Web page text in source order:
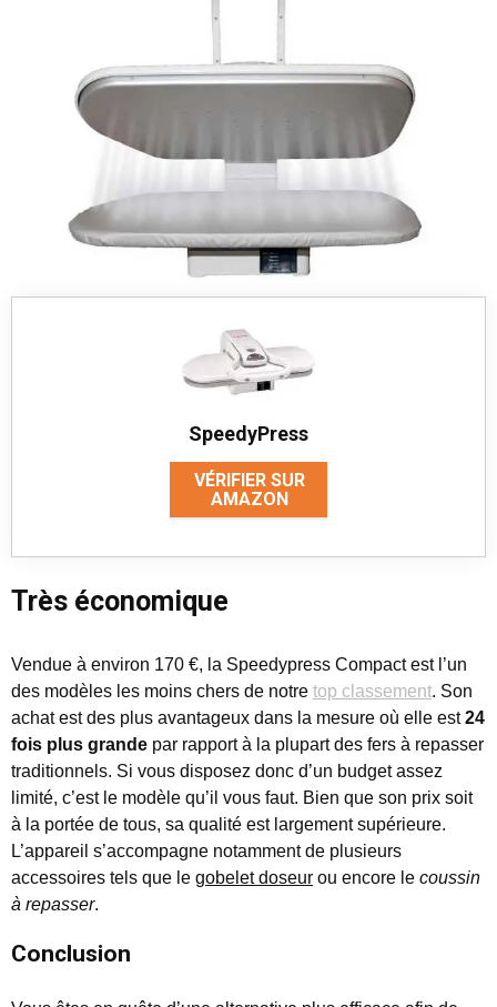
SpeedyPress
VÉRIFIER SUR
AMAZON
Très économique
Vendue à environ 170 €, la Speedypress Compact est l’un
des modèles les moins chers de notre top classement. Son
achat est des plus avantageux dans la mesure où elle est24
fois plus grande par rapport à la plupart des fers à repasser
traditionnels. Si vous disposez donc d’un budget assez
limité, c’est le modèle qu’il vous faut. Bien que son prix soit
à la portée de tous, sa qualité est largement supérieure.
L’appareil s’accompagne notamment de plusieurs
accessoires tels que le gobelet doseur ou encore le coussin
à repasser.
Conclusion